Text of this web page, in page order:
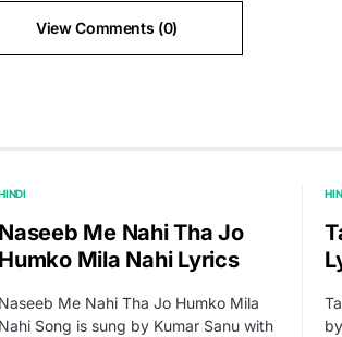
View Comments (0)
Naseeb Me Nahi Tha Jo
Humko Mila Nahi Lyrics
Naseeb Me Nahi Tha Jo Humko Mila
Nahi Song is sung by Kumar Sanu with